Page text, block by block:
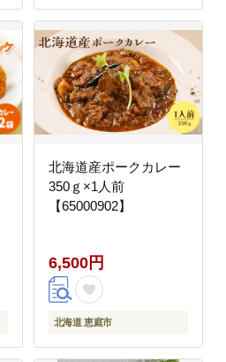
北海道産ポークカレー
350ｇ×1人前
【65000902】
6,500円
北海道 恵庭市